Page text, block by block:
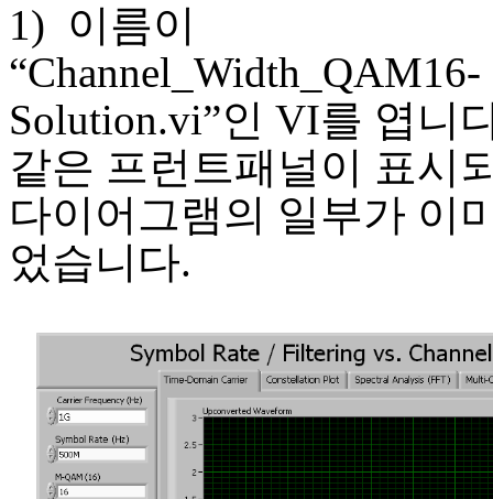
1) 이름이
“Channel_Width_QAM16-
Solution.vi”인 VI를 엽니
같은 프런트패널이 표시
다이어그램의 일부가 이
었습니다.